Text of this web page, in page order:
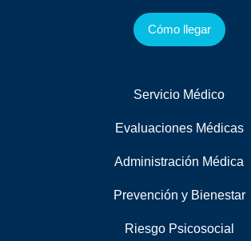
Cómo llegar
Servicio Médico
Evaluaciones Médicas
Administración Médica
Prevención y Bienestar
Riesgo Psicosocial